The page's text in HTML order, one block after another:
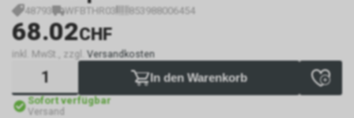
48793 WFBTHR03 853988006454
68.02CHF
inkl. MwSt., zzgl. Versandkosten
In den Warenkorb
Sofort verfügbar
Versand